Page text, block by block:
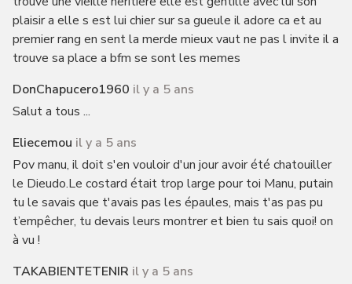
plaisir a elle s est lui chier sur sa gueule il adore ca et au
premier rang en sent la merde mieux vaut ne pas l invite il a
trouve sa place a bfm se sont les memes
DonChapucero1960 il y a 5 ans
Salut a tous ...
Eliecemou il y a 5 ans
Pov manu, il doit s'en vouloir d'un jour avoir été chatouiller
le Dieudo.Le costard était trop large pour toi Manu, putain
tu le savais que t'avais pas les épaules, mais t'as pas pu
t’empêcher, tu devais leurs montrer et bien tu sais quoi! on
à vu !
TAKABIENTETENIR il y a 5 ans